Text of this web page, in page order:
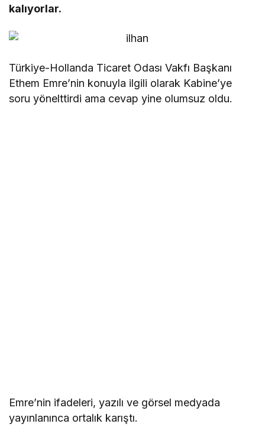
kalıyorlar.
Türkiye-Hollanda Ticaret Odası Vakfı Başkanı
Ethem Emre’nin konuyla ilgili olarak Kabine’ye
soru yönelttirdi ama cevap yine olumsuz oldu.
Emre’nin ifadeleri, yazılı ve görsel medyada
yayınlanınca ortalık karıştı.